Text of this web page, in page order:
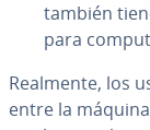
también
para
Realmente, los
entre la